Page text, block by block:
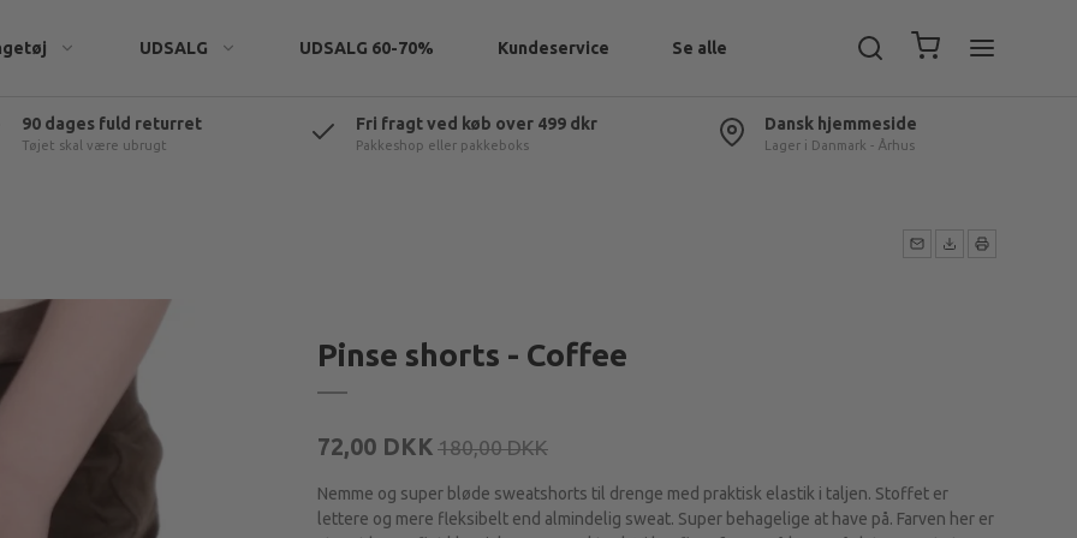
& tilbehør
UDSALG UDSALG 60-70% Kundeservice Se alle
90 dages fuld returret
Tøjet skal være ubrugt
Fri fragt ved køb over 499 dkr
Pakkeshop eller pakkeboks
Dansk hjemmeside
Lager i Danmark - Århus
Pinse shorts - Coffee
72,00 DKK 180,00 DKK
Nemme og super bløde sweatshorts til drenge med praktisk elastik i taljen. Stoffet er
lettere og mere fleksibelt end almindelig sweat. Super behagelige at have på. Farven her er